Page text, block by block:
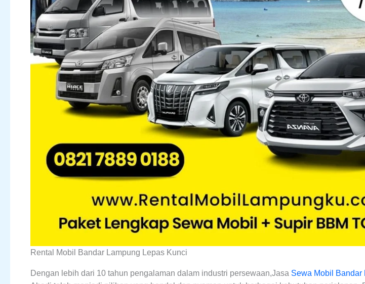
Rental Mobil Bandar Lampung Lepas Kunci
Dengan lebih dari 10 tahun pengalaman dalam industri persewaan,Jasa Sewa Mobil Bandar